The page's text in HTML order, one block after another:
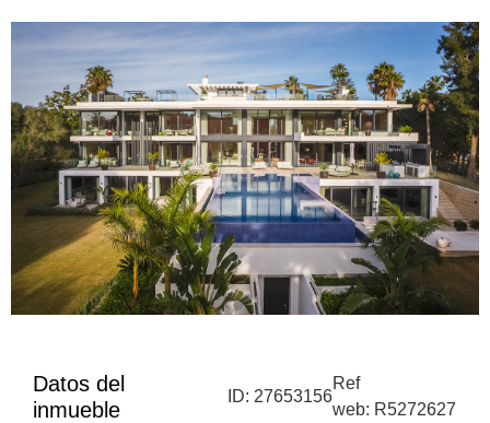
Datos del
inmueble
ID: 27653156
Ref
web: R5272627